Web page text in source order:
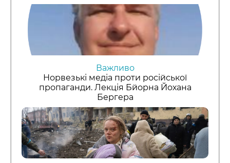
Важливо
Норвезькі медіа проти російської
пропаганди. Лекція Бйорна Йохана
Бергера